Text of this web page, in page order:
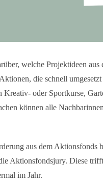
welche Projektideen
die schnell
Kreativ- oder Sportkurse,
können alle
aus dem Aktionsfonds
Aktionsfondsjury. Diese
im Jahr.